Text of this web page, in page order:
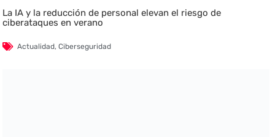
La IA y la reducción de personal elevan el riesgo de
ciberataques en verano
Actualidad,Ciberseguridad